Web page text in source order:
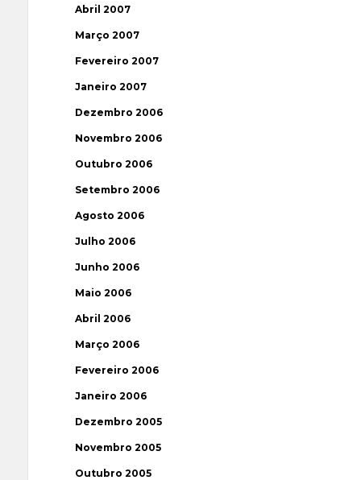
Abril 2007
Março 2007
Fevereiro 2007
Janeiro 2007
Dezembro 2006
Novembro 2006
Outubro 2006
Setembro 2006
Agosto 2006
Julho 2006
Junho 2006
Maio 2006
Abril 2006
Março 2006
Fevereiro 2006
Janeiro 2006
Dezembro 2005
Novembro 2005
Outubro 2005